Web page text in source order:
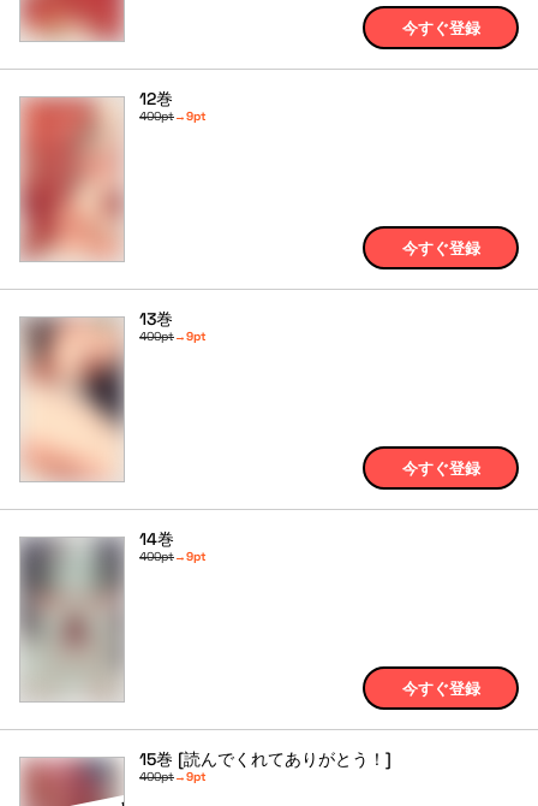
今すぐ登録
12巻
400pt→9pt
今すぐ登録
13巻
400pt→9pt
今すぐ登録
14巻
400pt→9pt
今すぐ登録
15巻 [読んでくれてありがとう！]
400pt→9pt